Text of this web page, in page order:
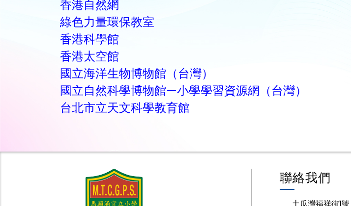
香港自然網
綠色力量環保教室
香港科學館
香港太空館
國立海洋生物博物館（台灣）
國立自然科學博物館—小學學習資源網（台灣）
台北市立天文科學教育館
聯絡我們